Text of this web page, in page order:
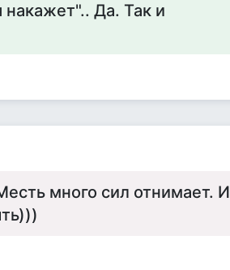
Да. Так и
много сил отнимает. И